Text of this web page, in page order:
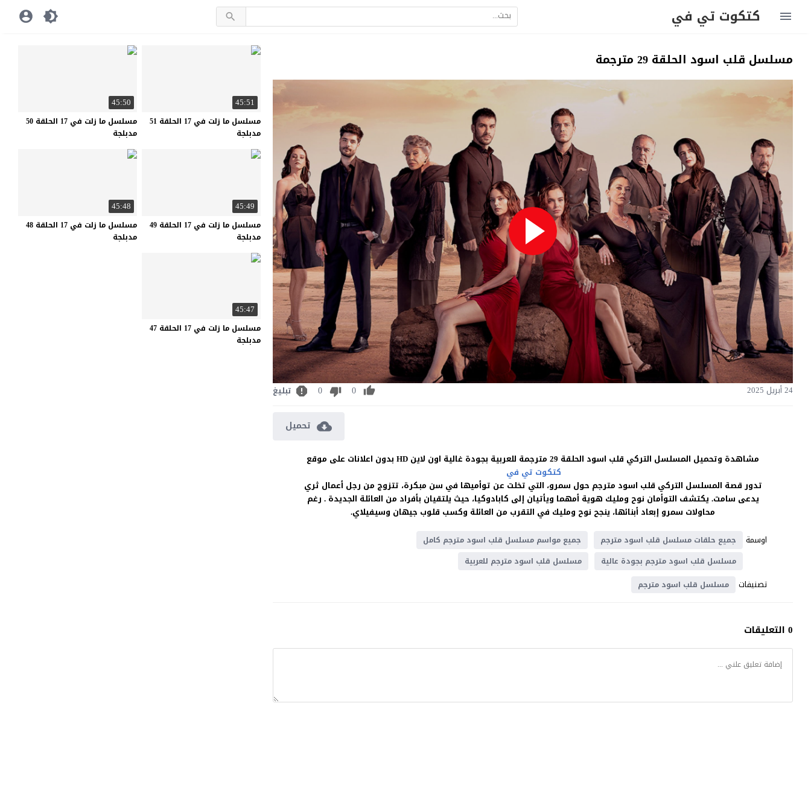
كتكوت تي في
مسلسل قلب اسود الحلقة 29 مترجمة
24 أبريل 2025 0
0 تبليغ
تحميل
مشاهدة وتحميل المسلسل التركي قلب اسود الحلقة 29 مترجمة للعربية بجودة غالية اون لاين HD بدون اعلانات على موقع
كتكوت تي في
تدور قصة المسلسل التركي قلب اسود مترجم حول سمرو، التي تخلت عن توأميها في سن مبكرة، تتزوج من رجل أعمال ثري
يدعى سامت. يكتشف التوأمان نوح ومليك هوية أمهما ويأتيان إلى كابادوكيا، حيث يلتقيان بأفراد من العائلة الجديدة . رغم
محاولات سمرو إبعاد أبنائها، ينجح نوح ومليك في التقرب من العائلة وكسب قلوب جيهان وسيفيلاي.
اوسمة
جميع حلقات مسلسل قلب اسود مترجم
جميع مواسم مسلسل قلب اسود مترجم كامل
مسلسل قلب اسود مترجم بجودة عالية
مسلسل قلب اسود مترجم للعربية
تصنيفات مسلسل قلب اسود مترجم
0 التعليقات
45:51
مسلسل ما زلت في 17 الحلقة 51
مدبلجة
45:50
مسلسل ما زلت في 17 الحلقة 50
مدبلجة
45:49
مسلسل ما زلت في 17 الحلقة 49
مدبلجة
45:48
مسلسل ما زلت في 17 الحلقة 48
مدبلجة
45:47
مسلسل ما زلت في 17 الحلقة 47
مدبلجة